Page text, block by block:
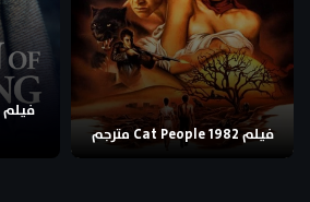
فيلم Cat People 1982 مترجم